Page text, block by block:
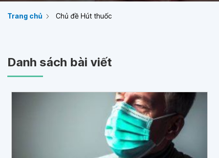
Trang chủ Chủ đề Hút thuốc
Danh sách bài viết